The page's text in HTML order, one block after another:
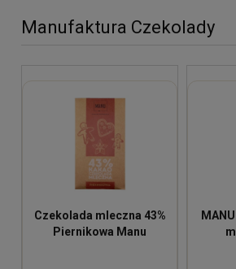
Manufaktura Czekolady
Czekolada mleczna 43%
Piernikowa Manu